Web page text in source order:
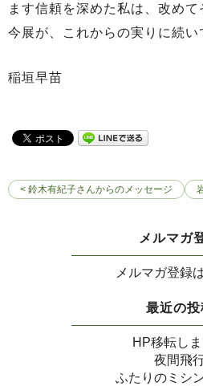
ます信頼を深めた私は、改めて
今展が、これからの実りに続い
稲垣早苗
< 鈴木有紀子さんからのメッセージ
メルマガ
メルマガ登録
最近の投
HP移転し
夜間飛
ふたりのミシ